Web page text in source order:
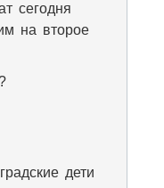
сегодня
на второе
дети